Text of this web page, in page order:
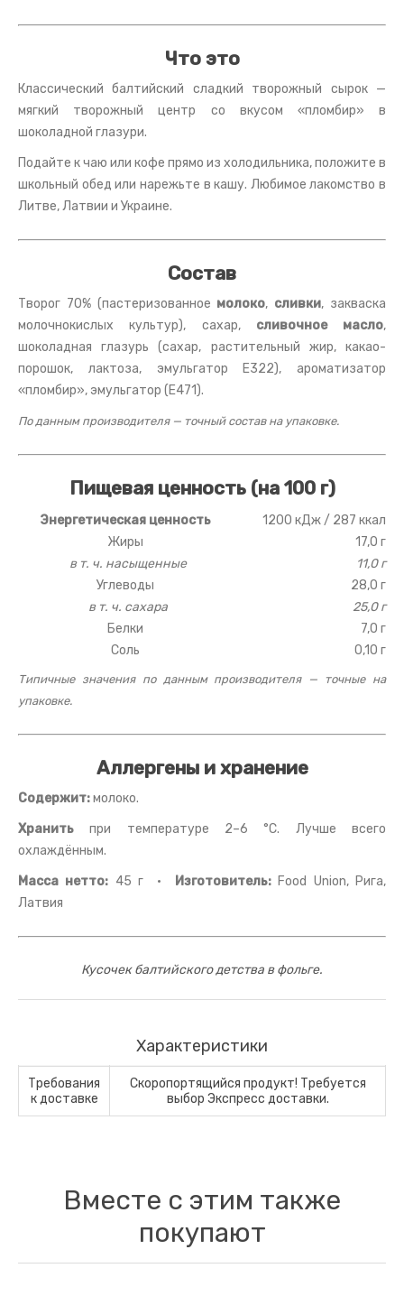
Что это
Классический балтийский сладкий творожный сырок —
мягкий творожный центр со вкусом «пломбир» в
шоколадной глазури.
Подайте к чаю или кофе прямо из холодильника, положите в
школьный обед или нарежьте в кашу. Любимое лакомство в
Литве, Латвии и Украине.
Состав
Творог 70% (пастеризованное молоко, сливки, закваска
молочнокислых культур), сахар, сливочное масло,
шоколадная глазурь (сахар, растительный жир, какао-
порошок, лактоза, эмульгатор E322), ароматизатор
«пломбир», эмульгатор (E471).
По данным производителя — точный состав на упаковке.
Пищевая ценность (на 100 г)
Энергетическая ценность
1200 кДж / 287 ккал
Жиры
17,0 г
в т. ч. насыщенные
11,0 г
Углеводы
28,0 г
в т. ч. сахара
25,0 г
Белки
7,0 г
Соль
0,10 г
Типичные значения по данным производителя — точные на
упаковке.
Аллергены и хранение
Содержит:молоко.
Хранить при температуре 2–6 °C. Лучше всего
охлаждённым.
Масса нетто: 45 г · Изготовитель:Food Union, Рига,
Латвия
Кусочек балтийского детства в фольге.
Характеристики
Требования
к доставке
Скоропортящийся продукт! Требуется
выбор Экспресс доставки.
Вместе с этим также
покупают